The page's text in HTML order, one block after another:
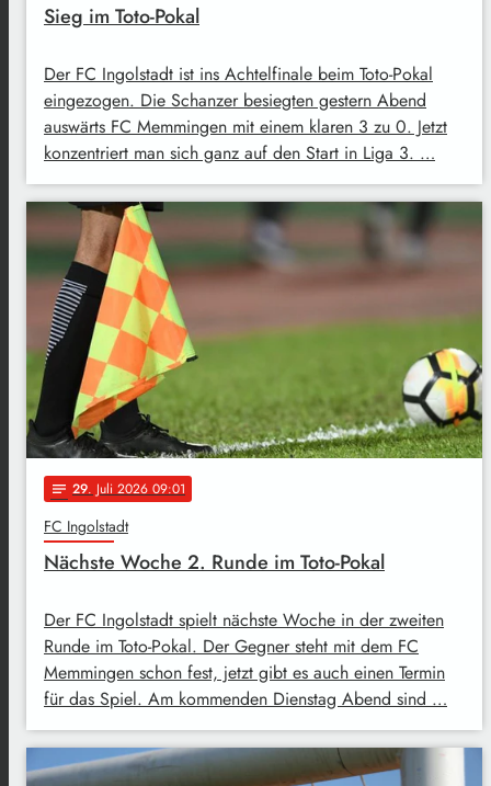
Sieg im Toto-Pokal
Der FC Ingolstadt ist ins Achtelfinale beim Toto-Pokal
eingezogen. Die Schanzer besiegten gestern Abend
auswärts FC Memmingen mit einem klaren 3 zu 0. Jetzt
konzentriert man sich ganz auf den Start in Liga 3. …
notes 29. Juli 2026 09:01
FC Ingolstadt
Nächste Woche 2. Runde im Toto-Pokal
Der FC Ingolstadt spielt nächste Woche in der zweiten
Runde im Toto-Pokal. Der Gegner steht mit dem FC
Memmingen schon fest, jetzt gibt es auch einen Termin
für das Spiel. Am kommenden Dienstag Abend sind …